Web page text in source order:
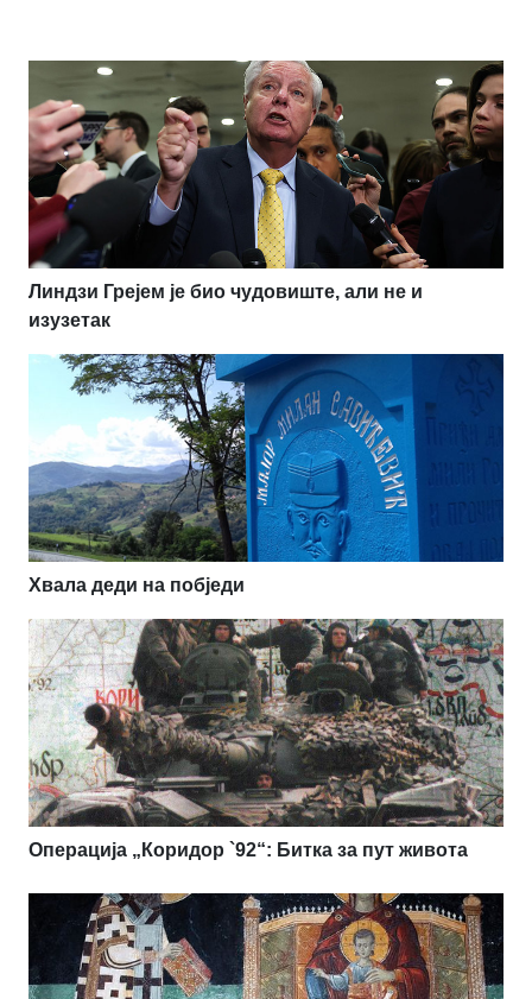
Линдзи Грејем је био чудовиште, али не и
изузетак
Хвала деди на побједи
Операција „Коридор `92“: Битка за пут живота